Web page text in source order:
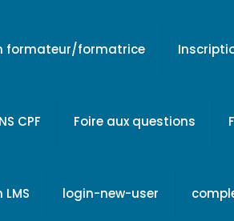
formateur/formatrice
CPF Foire aux questions
login-new-user